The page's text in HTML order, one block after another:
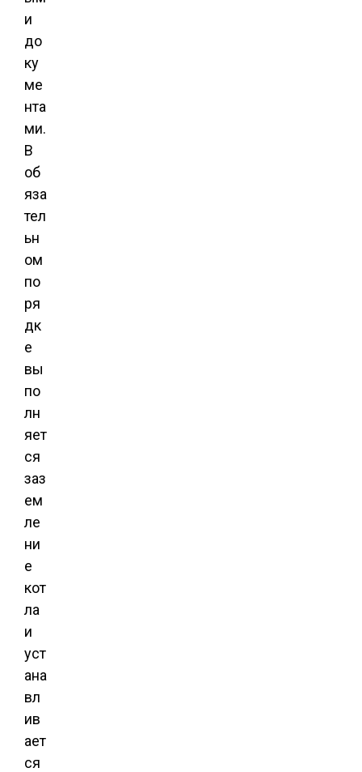
и
до
ку
ме
нта
ми.
В
об
яза
тел
ьн
ом
по
ря
дк
е
вы
по
лн
яет
ся
заз
ем
ле
ни
е
кот
ла
и
уст
ана
вл
ив
ает
ся